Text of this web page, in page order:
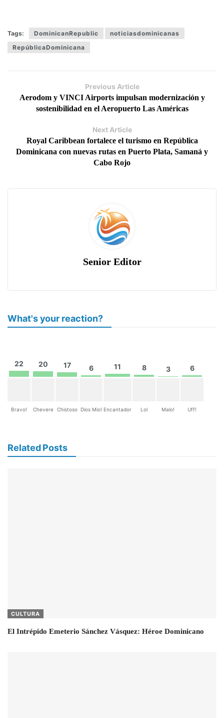
Tags: DominicanRepublic
noticiasdominicanas
RepúblicaDominicana
Previous Article
Aerodom y VINCI Airports impulsan modernización y
sostenibilidad en el Aeropuerto Las Américas
Next Article
Royal Caribbean fortalece el turismo en República
Dominicana con nuevas rutas en Puerto Plata, Samaná y
Cabo Rojo
Senior Editor
What's your reaction?
22
Bravo!
20
Chevere
17
Chistoso
6
Dios Mio!
11
Encantador
8
Lol
3
Malo!
6
Uff!
Related Posts
CULTURA
El Intrépido Emeterio Sánchez Vásquez: Héroe Dominicano